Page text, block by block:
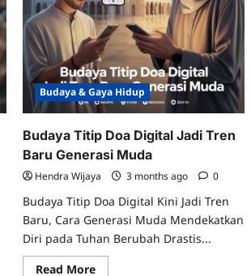
Budaya & Gaya Hidup
Budaya Titip Doa Digital Jadi Tren
Baru Generasi Muda
Hendra Wijaya 3 months ago 0
Budaya Titip Doa Digital Kini Jadi Tren
Baru, Cara Generasi Muda Mendekatkan
Diri pada Tuhan Berubah Drastis...
Read MoreRead